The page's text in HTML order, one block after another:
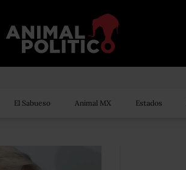
El Sabueso Animal MX Estados